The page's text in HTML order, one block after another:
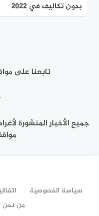
بدون تكاليف في 2022
تابعنا على
جميع الأخبار المنشورة
سياسة الخصوصية
من نحن